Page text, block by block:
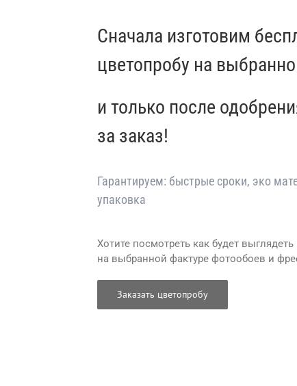
Сначала изготовим
цветопробу на
и только после
за заказ!
Гарантируем: быстрые сроки, эко
упаковка
Хотите посмотреть как будет
на выбранной фактуре фотообоев и
Заказать цветопробу